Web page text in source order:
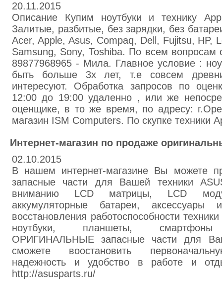
20.11.2015
Описание Купим ноутбуки и технику
Залитые, разбитые, без зарядки, без
Acer, Apple, Asus, Compaq, Dell, Fujitsu, HP,
Samsung, Sony, Toshiba. По всем вопросам
89877968965 - Мила. Главное условие :
быть больше 3х лет, т.е совсем
интересуют. Обработка запросов по
12:00 до 19:00 удаленно , или же
оценщике, в то же время, по адресу:
магазин ISM Computers. По скупке техники
Интернет-магазин по продаже
02.10.2015
В нашем интернет-магазине Вы можете
запасные части для Вашей техники
вниманию LCD матрицы, LCD
аккумуляторные батареи,
восстановления работоспособности
ноутбуки, планшеты, смартфоны
ОРИГИНАЛЬНЫЕ запасные части для
сможете воостановить
надежность и удобство в работе и
http://asusparts.ru/